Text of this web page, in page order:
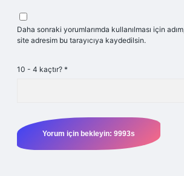
Daha sonraki yorumlarımda kullanılması için
site adresim bu tarayıcıya kaydedilsin.
10 - 4 kaçtır? *